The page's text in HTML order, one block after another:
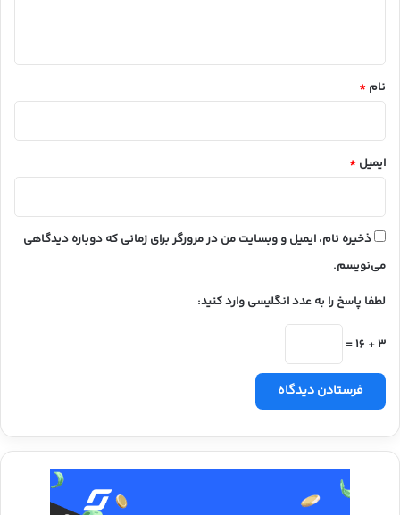
نام *
ایمیل *
ذخیره نام، ایمیل و وبسایت من در مرورگر برای زمانی که دوباره دیدگاهی
می‌نویسم.
لطفا پاسخ را به عدد انگلیسی وارد کنید:
3 + 16 =